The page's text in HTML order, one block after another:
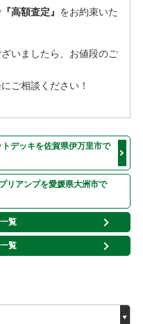
『高額査定』 をお約束いた
いましたら、お値段のご
ご相談ください！
デッキを佐賀県伊万里市で
リアンプを愛媛県大洲市で
覧
覧